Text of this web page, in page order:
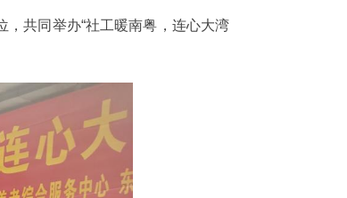
共同举办“社工暖南粤，连心大湾